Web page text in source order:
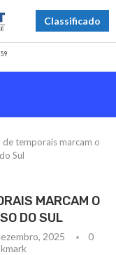
Classificado
de temporais marcam o
Sul
MARCAM O
DO SUL
2025
0